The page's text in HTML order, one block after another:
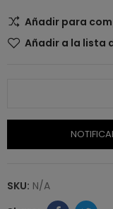
Añadir para
Añadir a la lista
SKU: N/A